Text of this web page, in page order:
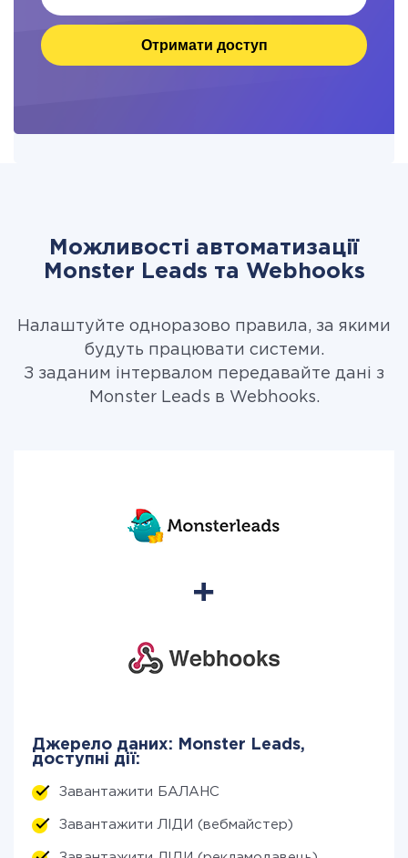
Отримати доступ
Можливості автоматизації
Monster Leads та Webhooks
Налаштуйте одноразово правила, за якими
будуть працювати системи.
З заданим інтервалом передавайте дані з
Monster Leads в Webhooks.
Джерело даних: Monster Leads,
доступні дії:
Завантажити БАЛАНС
Завантажити ЛІДИ (вебмайстер)